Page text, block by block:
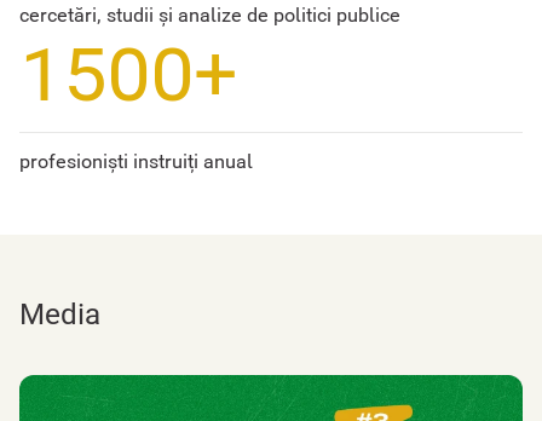
cercetări, studii și analize de politici publice
1500+
profesioniști instruiți anual
Media